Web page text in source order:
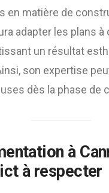
en matière de
adapter les plans
un résultat
son expertise
dès la phase de
à
à respecter